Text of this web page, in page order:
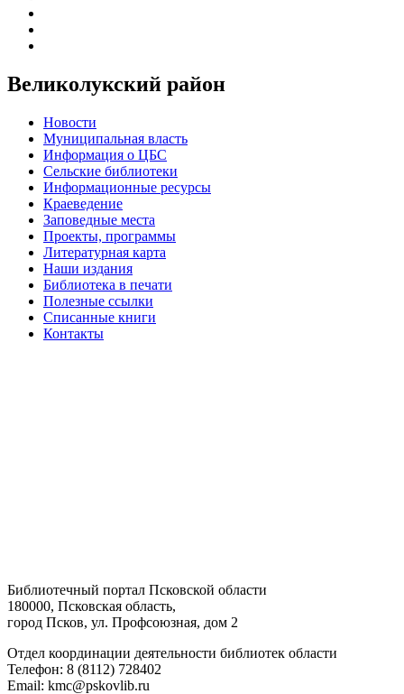
Великолукский район
Новости
Муниципальная власть
Информация о ЦБС
Сельские библиотеки
Информационные ресурсы
Краеведение
Заповедные места
Проекты, программы
Литературная карта
Наши издания
Библиотека в печати
Полезные ссылки
Списанные книги
Контакты
Библиотечный портал Псковской области
180000, Псковская область,
город Псков, ул. Профсоюзная, дом 2
Отдел координации деятельности библиотек области
Телефон: 8 (8112) 728402
Email: kmc@pskovlib.ru